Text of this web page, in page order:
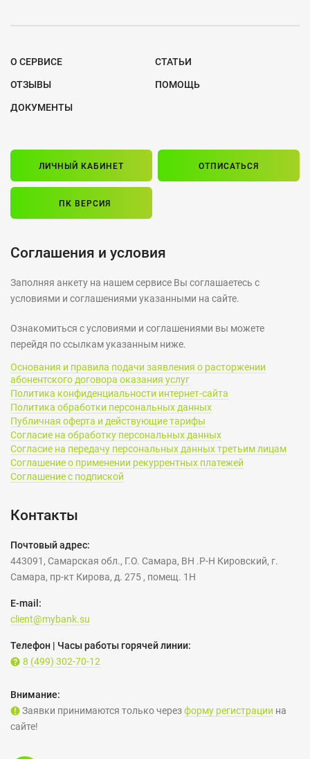
О СЕРВИСЕ СТАТЬИ
ОТЗЫВЫ ПОМОЩЬ
ДОКУМЕНТЫ
ЛИЧНЫЙ КАБИНЕТ ОТПИСАТЬСЯ
ПК ВЕРСИЯ
Соглашения и условия
Заполняя анкету на нашем сервисе Вы соглашаетесь с
условиями и соглашениями указанными на сайте.
Ознакомиться с условиями и соглашениями вы можете
перейдя по ссылкам указанным ниже.
Основания и правила подачи заявления о расторжении
абонентского договора оказания услуг
Политика конфиденциальности интернет-сайта
Политика обработки персональных данных
Публичная оферта и действующие тарифы
Согласие на обработку персональных данных
Согласие на передачу персональных данных третьим лицам
Соглашение о применении рекуррентных платежей
Соглашение с подпиской
Контакты
Почтовый адрес:
443091, Самарская обл., Г.О. Самара, ВН .Р-Н Кировский, г.
Самара, пр-кт Кирова, д. 275 , помещ. 1Н
E-mail:
client@mybank.su
Телефон | Часы работы горячей линии:
8 (499) 302-70-12
Внимание:
Заявки принимаются только черезформу регистрации на
сайте!